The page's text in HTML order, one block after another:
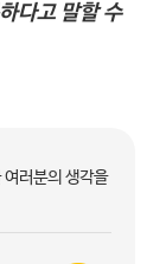
다고 말할 수
여러분의 생각을